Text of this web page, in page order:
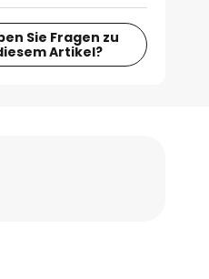
Sie Fragen zu
Artikel?